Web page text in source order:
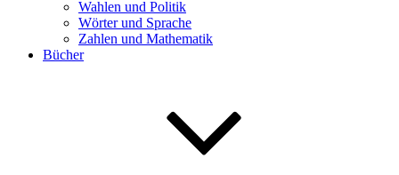
Wahlen und Politik
Wörter und Sprache
Zahlen und Mathematik
Bücher